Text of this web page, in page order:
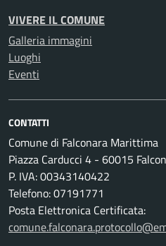
VIVERE IL COMUNE
Galleria immagini
Luoghi
Eventi
CONTATTI
Comune di Falconara Marittima
Piazza Carducci 4 - 60015
P. IVA: 00343140422
Telefono: 07191771
Posta Elettronica Certificata: